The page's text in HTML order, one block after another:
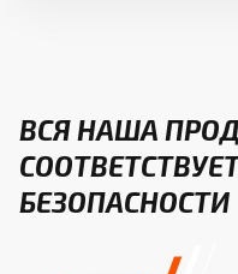
ВСЯ НАША
БЕЗОПАСНОСТИ